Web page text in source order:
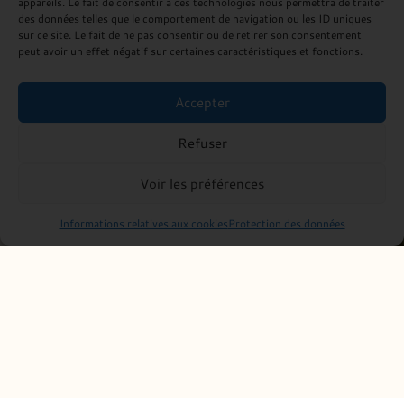
des données telles que le comportement de navigation ou les ID uniques
sur ce site. Le fait de ne pas consentir ou de retirer son consentement
peut avoir un effet négatif sur certaines caractéristiques et fonctions.
Accepter
Refuser
Voir les préférences
Informations relatives aux cookiesProtection des données